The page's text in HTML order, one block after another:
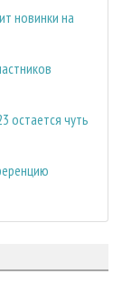
новинки на
остается чуть